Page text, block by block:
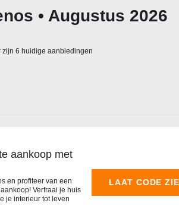
• Augustus 2026
6 huidige aanbiedingen
aankoop met
en profiteer van een
Verfraai je huis
je interieur tot leven
LAAT CODE